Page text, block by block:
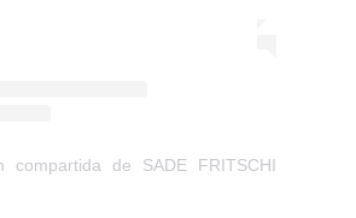
compartida de SADE FRITSCHI